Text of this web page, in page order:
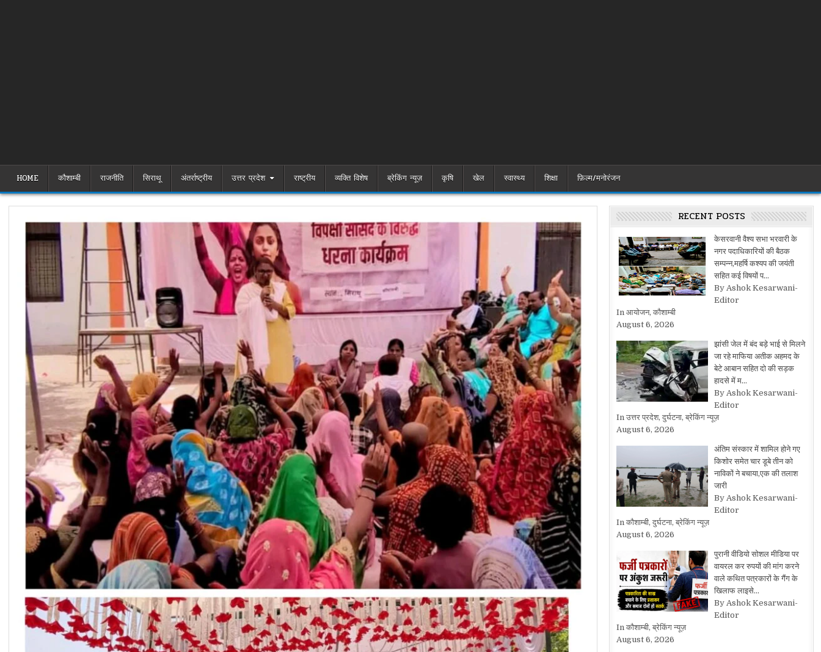
HOME कौशाम्बी राजनीति सिराथू अंतर्राष्ट्रीय उत्तर प्रदेश राष्ट्रीय व्यक्ति विशेष ब्रेकिंग न्यूज़ कृषि खेल स्वास्थ्य शिक्षा फ़िल्म/मनोरंजन
RECENT POSTS
केसरवानी वैश्य सभा भरवारी के
नगर पदाधिकारियों की बैठक
सम्पन्न,महर्षि कश्यप की जयंती
सहित कई विषयों प…
By Ashok Kesarwani-
Editor
In आयोजन, कौशाम्बी
August 6, 2026
झांसी जेल में बंद बड़े भाई से मिलने
जा रहे माफिया अतीक अहमद के
बेटे आबान सहित दो की सड़क
हादसे में म…
By Ashok Kesarwani-
Editor
In उत्तर प्रदेश, दुर्घटना, ब्रेकिंग न्यूज़
August 6, 2026
अंतिम संस्कार में शामिल होने गए
किशोर समेत चार डूबे तीन को
नाविकों ने बचाया,एक की तलाश
जारी
By Ashok Kesarwani-
Editor
In कौशाम्बी, दुर्घटना, ब्रेकिंग न्यूज़
August 6, 2026
पुरानी वीडियो सोशल मीडिया पर
वायरल कर रुपयों की मांग करने
वाले कथित पत्रकारों के गैंग के
खिलाफ लाइसे…
By Ashok Kesarwani-
Editor
In कौशाम्बी, ब्रेकिंग न्यूज़
August 6, 2026